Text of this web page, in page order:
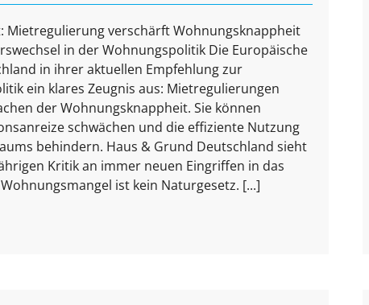
Mietregulierung verschärft Wohnungsknappheit
in der Wohnungspolitik Die Europäische
in ihrer aktuellen Empfehlung zur
ein klares Zeugnis aus: Mietregulierungen
der Wohnungsknappheit. Sie können
schwächen und die effiziente Nutzung
behindern. Haus & Grund Deutschland sieht
Kritik an immer neuen Eingriffen in das
ist kein Naturgesetz. [...]